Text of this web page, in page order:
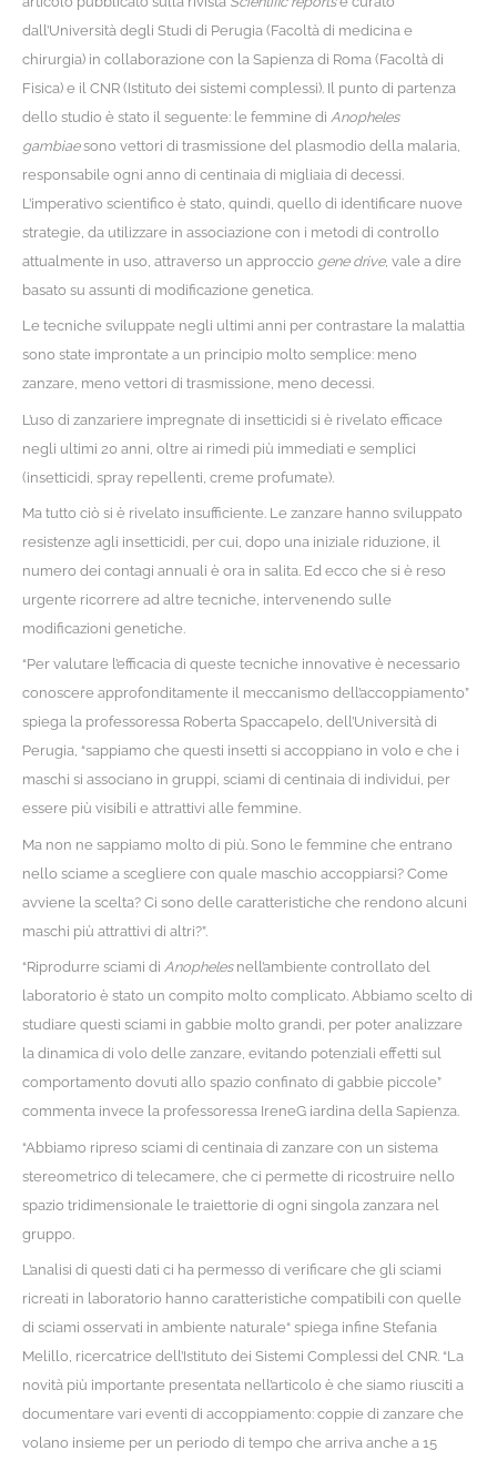
dall’Università degli Studi di Perugia (Facoltà di medicina e
chirurgia) in collaborazione con la Sapienza di Roma (Facoltà di
Fisica) e il CNR (Istituto dei sistemi complessi). Il punto di partenza
dello studio è stato il seguente: le femmine di Anopheles
gambiaesono vettori di trasmissione del plasmodio della malaria,
responsabile ogni anno di centinaia di migliaia di decessi.
L’imperativo scientifico è stato, quindi, quello di identificare nuove
strategie, da utilizzare in associazione con i metodi di controllo
attualmente in uso, attraverso un approccio gene drive, vale a dire
basato su assunti di modificazione genetica.
Le tecniche sviluppate negli ultimi anni per contrastare la malattia
sono state improntate a un principio molto semplice: meno
zanzare, meno vettori di trasmissione, meno decessi.
L’uso di zanzariere impregnate di insetticidi si è rivelato efficace
negli ultimi 20 anni, oltre ai rimedi più immediati e semplici
(insetticidi, spray repellenti, creme profumate).
Ma tutto ciò si è rivelato insufficiente. Le zanzare hanno sviluppato
resistenze agli insetticidi, per cui, dopo una iniziale riduzione, il
numero dei contagi annuali è ora in salita. Ed ecco che si è reso
urgente ricorrere ad altre tecniche, intervenendo sulle
modificazioni genetiche.
“Per valutare l’efficacia di queste tecniche innovative è necessario
conoscere approfonditamente il meccanismo dell’accoppiamento”
spiega la professoressa Roberta Spaccapelo, dell’Università di
Perugia, “sappiamo che questi insetti si accoppiano in volo e che i
maschi si associano in gruppi, sciami di centinaia di individui, per
essere più visibili e attrattivi alle femmine.
Ma non ne sappiamo molto di più. Sono le femmine che entrano
nello sciame a scegliere con quale maschio accoppiarsi? Come
avviene la scelta? Ci sono delle caratteristiche che rendono alcuni
maschi più attrattivi di altri?”.
“Riprodurre sciami di Anopheles nell’ambiente controllato del
laboratorio è stato un compito molto complicato. Abbiamo scelto di
studiare questi sciami in gabbie molto grandi, per poter analizzare
la dinamica di volo delle zanzare, evitando potenziali effetti sul
comportamento dovuti allo spazio confinato di gabbie piccole”
commenta invece la professoressa IreneG iardina della Sapienza.
“Abbiamo ripreso sciami di centinaia di zanzare con un sistema
stereometrico di telecamere, che ci permette di ricostruire nello
spazio tridimensionale le traiettorie di ogni singola zanzara nel
gruppo.
L’analisi di questi dati ci ha permesso di verificare che gli sciami
ricreati in laboratorio hanno caratteristiche compatibili con quelle
di sciami osservati in ambiente naturale“ spiega infine Stefania
Melillo, ricercatrice dell’Istituto dei Sistemi Complessi del CNR. “La
novità più importante presentata nell’articolo è che siamo riusciti a
documentare vari eventi di accoppiamento: coppie di zanzare che
volano insieme per un periodo di tempo che arriva anche a 15